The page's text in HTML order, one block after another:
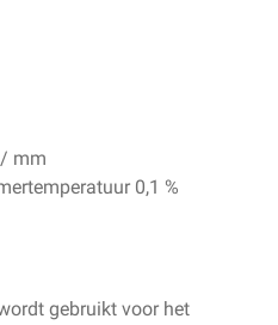
mm
0,1 %
gebruikt voor het